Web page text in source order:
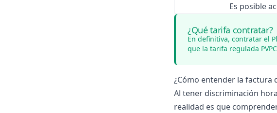
Es posible
¿Qué tarifa contratar?
En definitiva, contratar el
que la tarifa regulada
¿Cómo entender la factura
Al tener discriminación
realidad es que